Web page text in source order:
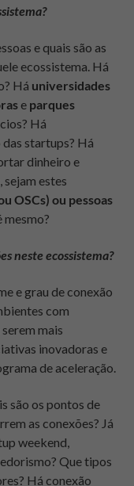
e quais são as
ecossistema. Há
Há universidades
e parques
Há
startups? Há
dinheiro e
estes
OSCs) ou pessoas
mesmo?
neste ecossistema?
e grau de conexão
com
mais
inovadoras e
de aceleração.
são os pontos de
as conexões? Já
weekend,
Que tipos
Há conexão